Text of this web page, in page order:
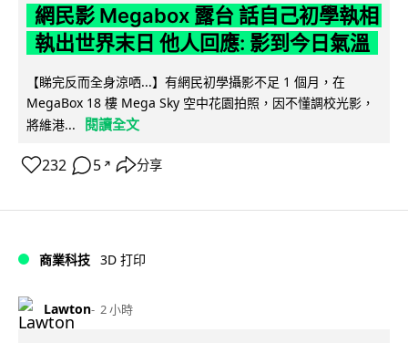
網民影 Megabox 露台 話自己初學執相
執出世界末日 他人回應: 影到今日氣溫
【睇完反而全身涼哂...】有網民初學攝影不足 1 個月，在
MegaBox 18 樓 Mega Sky 空中花園拍照，因不懂調校光影，
將維港...
閱讀全文
232 5 ↗ 分享
商業科技 3D 打印
Lawton 2 小時